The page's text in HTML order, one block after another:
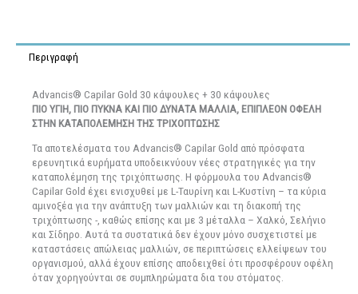
Περιγραφή
Advancis® Capilar Gold 30 κάψουλες + 30 κάψουλες
ΠΙΟ ΥΓΙΗ, ΠΙΟ ΠΥΚΝΑ ΚΑΙ ΠΙΟ ΔΥΝΑΤΑ ΜΑΛΛΙΑ,ΕΠΙΠΛΕΟΝ ΟΦΕΛΗ
ΣΤΗΝ ΚΑΤΑΠΟΛΕΜΗΣΗ ΤΗΣ ΤΡΙΧΟΠΤΩΣΗΣ
Τα αποτελέσματα του Advancis® Capilar Gold από πρόσφατα
ερευνητικά ευρήματα υποδεικνύουν νέες στρατηγικές για την
καταπολέμηση της τριχόπτωσης. Η φόρμουλα του Advancis®
Capilar Gold έχει ενισχυθεί με L-Ταυρίνη και L-Κυστίνη – τα κύρια
αμινοξέα για την ανάπτυξη των μαλλιών και τη διακοπή της
τριχόπτωσης -, καθώς επίσης και με 3 μέταλλα – Χαλκό, Σελήνιο
και Σίδηρο. Αυτά τα συστατικά δεν έχουν μόνο συσχετιστεί με
καταστάσεις απώλειας μαλλιών, σε περιπτώσεις ελλείψεων του
οργανισμού, αλλά έχουν επίσης αποδειχθεί ότι προσφέρουν οφέλη
όταν χορηγούνται σε συμπληρώματα δια του στόματος.